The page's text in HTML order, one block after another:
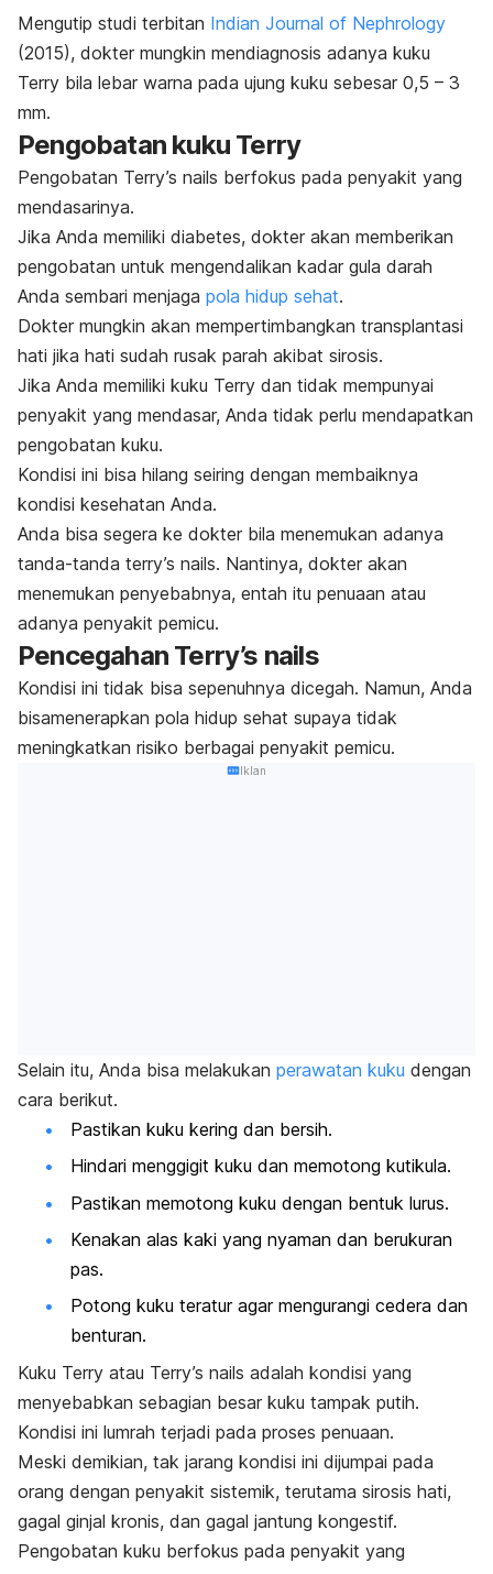
Mengutip studi terbitan Indian Journal of Nephrology
(2015), dokter mungkin mendiagnosis adanya kuku
Terry bila lebar warna pada ujung kuku sebesar 0,5 – 3
mm.
Pengobatan kuku Terry
Pengobatan Terry’s nails berfokus pada penyakit yang
mendasarinya.
Jika Anda memiliki diabetes, dokter akan memberikan
pengobatan untuk mengendalikan kadar gula darah
Anda sembari menjaga pola hidup sehat.
Dokter mungkin akan mempertimbangkan transplantasi
hati jika hati sudah rusak parah akibat sirosis.
Jika Anda memiliki kuku Terry dan tidak mempunyai
penyakit yang mendasar, Anda tidak perlu mendapatkan
pengobatan kuku.
Kondisi ini bisa hilang seiring dengan membaiknya
kondisi kesehatan Anda.
Anda bisa segera ke dokter bila menemukan adanya
tanda-tanda terry’s nails. Nantinya, dokter akan
menemukan penyebabnya, entah itu penuaan atau
adanya penyakit pemicu.
Pencegahan Terry’s nails
Kondisi ini tidak bisa sepenuhnya dicegah. Namun, Anda
bisamenerapkan pola hidup sehat supaya tidak
meningkatkan risiko berbagai penyakit pemicu.
Iklan
Selain itu, Anda bisa melakukan perawatan kuku dengan
cara berikut.
Pastikan kuku kering dan bersih.
Hindari menggigit kuku dan memotong kutikula.
Pastikan memotong kuku dengan bentuk lurus.
Kenakan alas kaki yang nyaman dan berukuran
pas.
Potong kuku teratur agar mengurangi cedera dan
benturan.
Kuku Terry atau Terry’s nails adalah kondisi yang
menyebabkan sebagian besar kuku tampak putih.
Kondisi ini lumrah terjadi pada proses penuaan.
Meski demikian, tak jarang kondisi ini dijumpai pada
orang dengan penyakit sistemik, terutama sirosis hati,
gagal ginjal kronis, dan gagal jantung kongestif.
Pengobatan kuku berfokus pada penyakit yang